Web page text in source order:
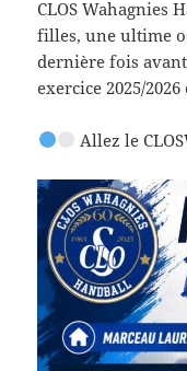
CLOS Wahagnies
filles, une ultime
dernière fois
exercice 2025/
Allez le